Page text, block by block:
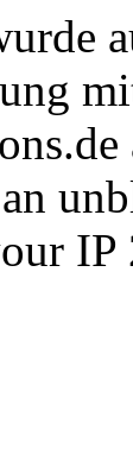
an